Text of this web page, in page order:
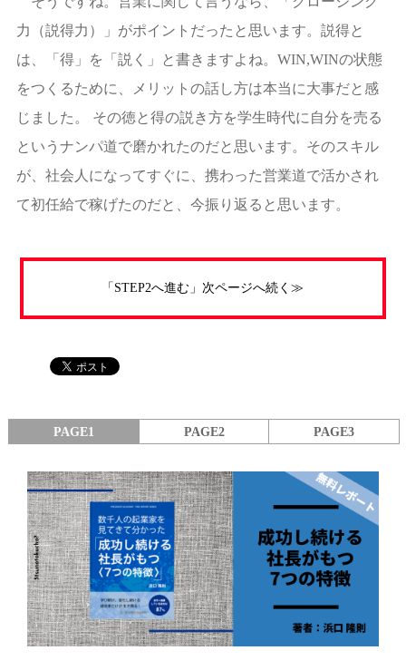
力（説得力）」がポイントだったと思います。説得と
は、「得」を「説く」と書きますよね。WIN,WINの状態
をつくるために、メリットの話し方は本当に大事だと感
じました。 その徳と得の説き方を学生時代に自分を売る
というナンパ道で磨かれたのだと思います。そのスキル
が、社会人になってすぐに、携わった営業道で活かされ
て初任給で稼げたのだと、今振り返ると思います。
「STEP2へ進む」次ページへ続く≫
PAGE1 PAGE2 PAGE3